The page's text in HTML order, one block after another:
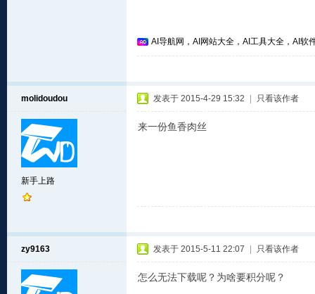
AI导航网，AI网站大全，AI工具大全，AI软
molidoudou
新手上路
发表于 2015-4-29 15:32 只看该作者
来一份鱼香肉丝
zy9163 发表于 2015-5-11 22:07 只看该作者
怎么无法下载呢？为啥要积分呢？